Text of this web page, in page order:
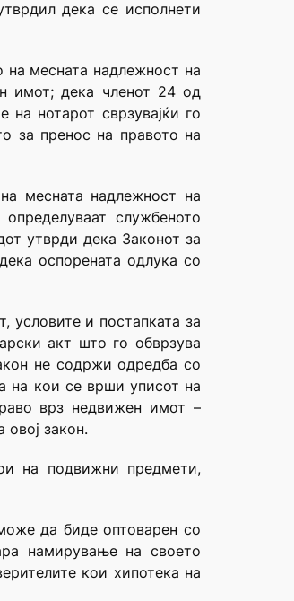
дека се исполнети
на месната надлежност на
имот; дека членот 24 од
на нотарот сврзувајќи го
за пренос на правото на
месната надлежност на
службеното
утврди дека Законот за
оспорената одлука со
условите и постапката за
акт што го обврзува
не содржи одредба со
на кои се врши уписот на
врз недвижен имот –
закон.
на подвижни предмети,
да биде оптоварен со
намирување на своето
кои хипотека на